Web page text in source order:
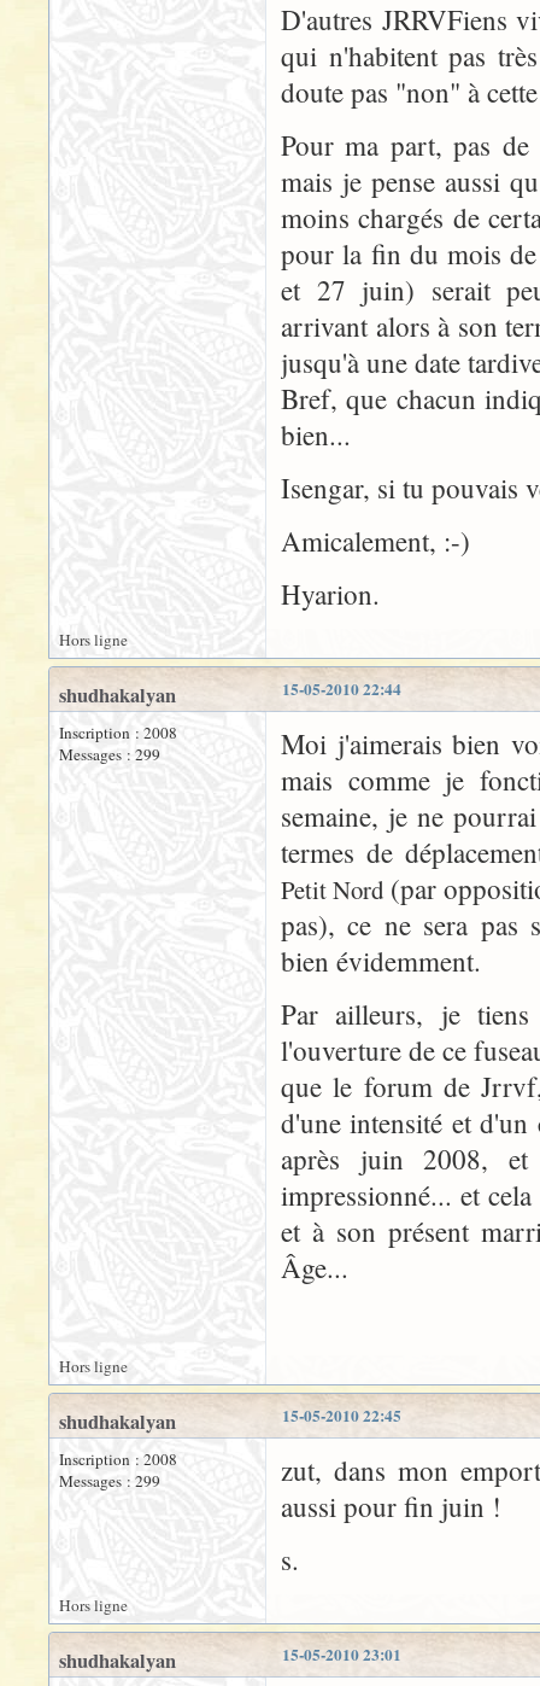
D'autres JRRVFiens
qui n'habitent pas
doute pas "non" à
Pour ma part, pas
mais je pense aussi
moins chargés de
pour la fin du mois
et 27 juin) serait
arrivant alors à son
jusqu'à une date
Bref, que chacun
bien...
Isengar, si tu pouvais
Amicalement, :-)
Hyarion.
Hors ligne
15-05-2010 22:44
shudhakalyan
Inscription : 2008
Messages : 299
Moi j'aimerais bien
mais comme je
semaine, je ne
termes de
Petit Nord (par
pas), ce ne sera pas
bien évidemment.
Par ailleurs, je
l'ouverture de ce
que le forum de
d'une intensité et
après juin 2008,
impressionné... et
et à son présent
Âge...
Hors ligne
15-05-2010 22:45
shudhakalyan
Inscription : 2008
Messages : 299
zut, dans mon
aussi pour fin juin !
s.
Hors ligne
15-05-2010 23:01
shudhakalyan